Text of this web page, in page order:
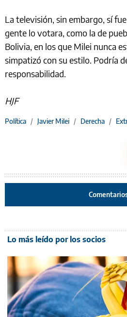
La televisión, sin embargo, sí
gente lo votara, como la de
Bolivia, en los que Milei nunca
simpatizó con su estilo. Podría
responsabilidad.
HJF
Política / Javier Milei / Derecha /
Lo más leído por los socios